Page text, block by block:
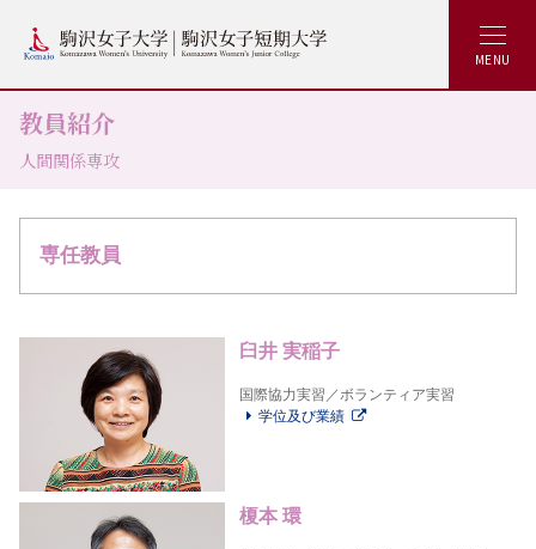
MENU
教員紹介
人間関係専攻
専任教員
臼井 実稲子
国際協力実習／ボランティア実習
学位及び業績
榎本 環